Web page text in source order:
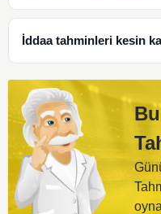
İddaa tahminleri kesin